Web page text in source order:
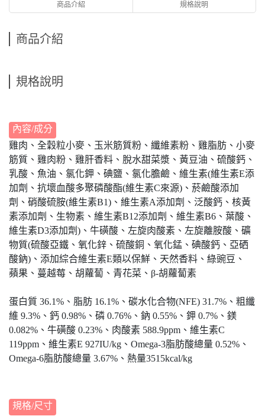
商品介紹 規格說明
商品介紹
規格說明
內容/成分
雞肉、全穀粒小麥、玉米筋質粉、纖維素粉、雞脂肪、小麥
筋質、雞肉粉、雞肝香料、脫水甜菜漿、黃豆油、硫酸鈣、
乳酸、魚油、氯化鉀、碘鹽、氯化膽鹼、維生素(維生素E添
加劑、抗壞血酸多聚磷酸酯(維生素C來源)、菸鹼酸添加
劑、硝酸硫胺(維生素B1)、維生素A添加劑、泛酸鈣、核黃
素添加劑、生物素、維生素B12添加劑、維生素B6、葉酸、
維生素D3添加劑)、牛磺酸、左旋肉酸素、左旋離胺酸、礦
物質(硫酸亞鐵、氧化鋅、硫酸銅、氧化錳、碘酸鈣、亞硒
酸鈉)、添加綜合維生素E類以保鮮、天然香料、綠豌豆、
蘋果、蔓越莓、胡蘿蔔、青花菜、β-胡蘿蔔素
蛋白質 36.1%、脂肪 16.1%、碳水化合物(NFE) 31.7%、粗纖
維 9.3%、鈣 0.98%、磷 0.76%、鈉 0.55%、鉀 0.7%、鎂
0.082%、牛磺酸 0.23%、肉酸素 588.9ppm、維生素C
119ppm、維生素E 927IU/kg、Omega-3脂肪酸總量 0.52%、
Omega-6脂肪酸總量 3.67%、熱量3515kcal/kg
規格/尺寸